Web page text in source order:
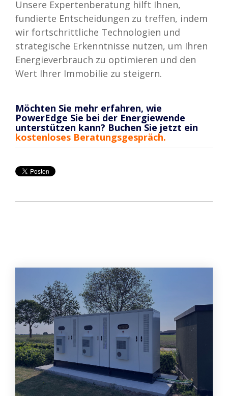
Unsere Expertenberatung hilft Ihnen,
fundierte Entscheidungen zu treffen, indem
wir fortschrittliche Technologien und
strategische Erkenntnisse nutzen, um Ihren
Energieverbrauch zu optimieren und den
Wert Ihrer Immobilie zu steigern.
Möchten Sie mehr erfahren, wie
PowerEdge Sie bei der Energiewende
unterstützen kann? Buchen Sie jetzt ein
kostenloses Beratungsgespräch.